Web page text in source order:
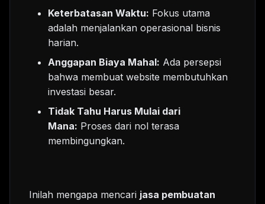
Keterbatasan Waktu: Fokus utama
adalah menjalankan operasional bisnis
harian.
Anggapan Biaya Mahal: Ada persepsi
bahwa membuat website membutuhkan
investasi besar.
Tidak Tahu Harus Mulai dari
Mana: Proses dari nol terasa
membingungkan.
Inilah mengapa mencari jasa pembuatan